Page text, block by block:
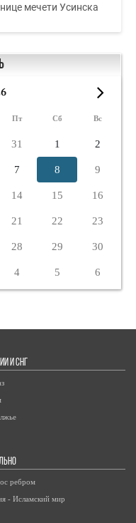
мечети Усинска
Пт Сб Вс
31 1 2
7 8 9
14 15 16
21 22 23
28 29 30
4 5 6
И СНГ
ребром
- Исламский мир